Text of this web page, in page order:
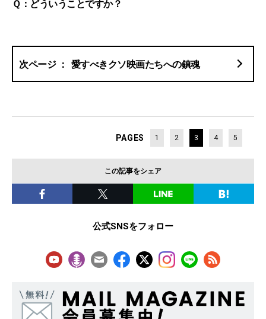
Ｑ：どういうことですか？
愛すべきクソ映画たちへの鎮魂
PAGES 1 2 3 4 5
この記事をシェア
公式SNSをフォロー